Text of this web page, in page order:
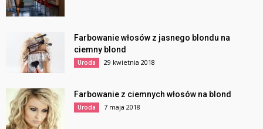
Farbowanie włosów z jasnego blondu na
ciemny blond
Uroda 29 kwietnia 2018
Farbowanie z ciemnych włosów na blond
Uroda 7 maja 2018